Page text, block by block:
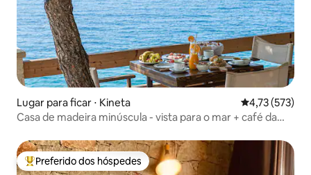
Lugar para ficar ⋅ Kineta 4,73 de uma
4,73 (573)
Casa de madeira minúscula - vista para o mar + café da
Entre os melhores preferidos dos hóspedes
Preferido dos hóspedes